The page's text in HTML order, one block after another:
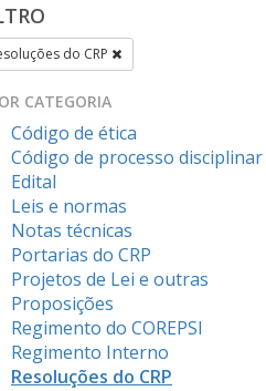
do CRP
CATEGORIA
Código de ética
Código de processo disciplinar
Edital
Leis e normas
Notas técnicas
Portarias do CRP
Projetos de Lei e outras
Proposições
Regimento do COREPSI
Regimento Interno
Resoluções do CRP